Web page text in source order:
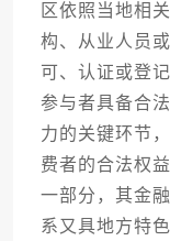
区依照当地相
构、从业人员
可、认证或登
参与者具备合
力的关键环节
费者的合法权
一部分，其金
系又具地方特